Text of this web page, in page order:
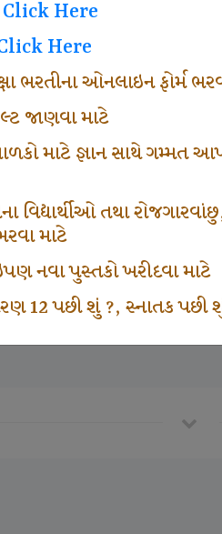
Click Here
Here
ભરતીના ઓનલાઇન ફોર્મ
જાણવા માટે
માટે જ્ઞાન સાથે ગમ્મત
વિદ્યાર્થીઓ તથા
માટે
નવા પુસ્તકો ખરીદવા માટે
12 પછી શું ?, સ્નાતક પછી શું
665